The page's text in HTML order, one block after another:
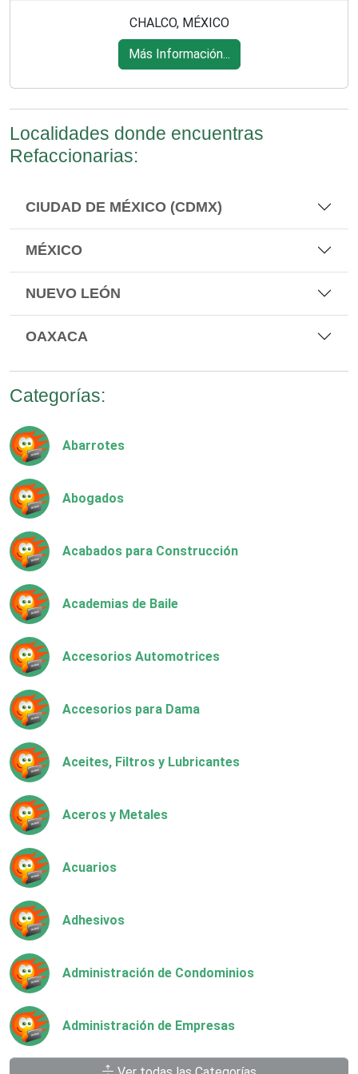
CHALCO, MÉXICO
Más Información...
Localidades donde encuentras
Refaccionarias:
CIUDAD DE MÉXICO (CDMX)
MÉXICO
NUEVO LEÓN
OAXACA
Categorías:
Abarrotes
Abogados
Acabados para Construcción
Academias de Baile
Accesorios Automotrices
Accesorios para Dama
Aceites, Filtros y Lubricantes
Aceros y Metales
Acuarios
Adhesivos
Administración de Condominios
Administración de Empresas